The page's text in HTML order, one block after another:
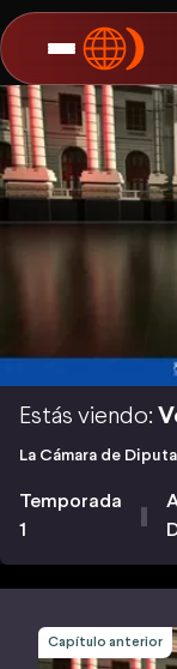
Estás viendo:
La Cámara de
Temporada
1
Capítulo anterior